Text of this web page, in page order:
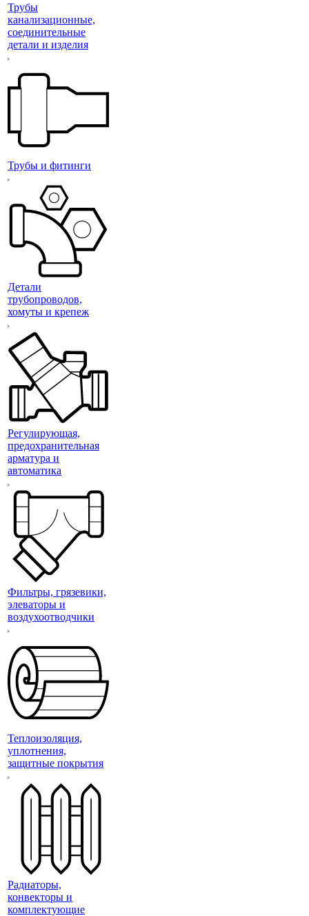
Трубы
канализационные,
соединительные
детали и изделия
Трубы и фитинги
Детали
трубопроводов,
хомуты и крепеж
Регулирующая,
предохранительная
арматура и
автоматика
Фильтры, грязевики,
элеваторы и
воздухоотводчики
Теплоизоляция,
уплотнения,
защитные покрытия
Радиаторы,
конвекторы и
комплектующие